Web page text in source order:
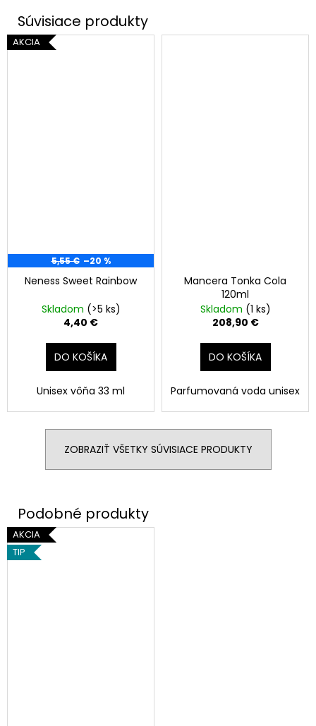
AKCIA
5,55 € –20 %
Neness Sweet Rainbow
Skladom (>5 ks)
4,40 €
DO KOŠÍKA
Unisex vôňa 33 ml
Mancera Tonka Cola
120ml
Skladom (1 ks)
208,90 €
DO KOŠÍKA
Parfumovaná voda unisex
ZOBRAZIŤ VŠETKY SÚVISIACE PRODUKTY
AKCIA
TIP